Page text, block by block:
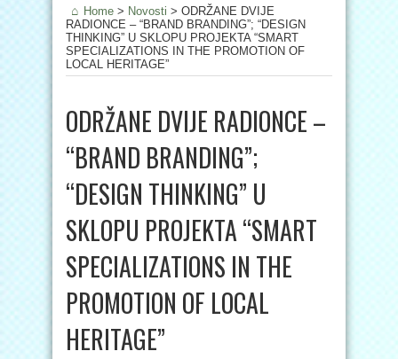
Home > Novosti > ODRŽANE DVIJE
RADIONCE – “BRAND BRANDING”; “DESIGN
THINKING” U SKLOPU PROJEKTA “SMART
SPECIALIZATIONS IN THE PROMOTION OF
LOCAL HERITAGE”
ODRŽANE DVIJE RADIONCE –
“BRAND BRANDING”;
“DESIGN THINKING” U
SKLOPU PROJEKTA “SMART
SPECIALIZATIONS IN THE
PROMOTION OF LOCAL
HERITAGE”